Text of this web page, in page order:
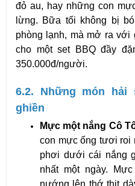
đỏ au, hay những con
lừng. Bữa tối không bị
phòng lạnh, mà mở ra với
cho một set BBQ đầy
350.000đ/người.
6.2. Những món hải
ghiền
Mực một nắng Cô
con mực ống tươi roi
phơi dưới cái nắng
nhất một ngày.